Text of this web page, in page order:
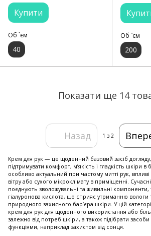
Купити
Об `єм
40
Об `єм
200
Показати ще 14
Назад 1 з 2
Крем для рук — це щоденний базовий засіб
підтримувати комфорт, м’якість і гладкість шкіри в
особливо актуальний при частому митті рук,
вітру або сухого мікроклімату в приміщенні.
поєднують зволожувальні та живильні компоненти,
гіалуронова кислота, що сприяє утриманню вологи
природного захисного бар’єра шкіри. У цій
крем для рук для щоденного використання або
залежно від потреб шкіри, а також підібрати
функціями, наприклад захистом від сонця.